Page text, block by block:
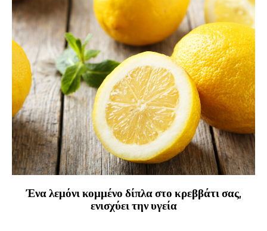
Ένα λεμόνι κομμένο δίπλα στο κρεββάτι σας,
ενισχύει την υγεία